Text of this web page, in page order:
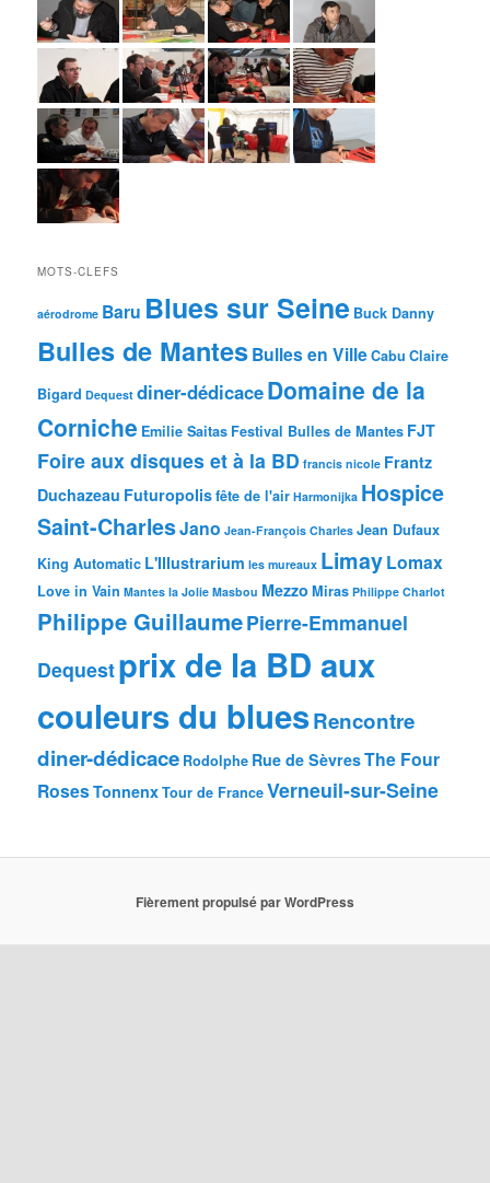
MOTS-CLEFS
aérodrome Baru Blues sur Seine Buck Danny
Bulles de MantesBulles en VilleCabu Claire
Bigard Dequest diner-dédicaceDomaine de la
Corniche Emilie Saitas Festival Bulles de Mantes FJT
Foire aux disques et à la BD francis nicole Frantz
Duchazeau Futuropolisfête de l'air Harmonijka Hospice
Saint-CharlesJano Jean-François Charles Jean Dufaux
King Automatic L'Illustrarium les mureaux LimayLomax
Love in Vain Mantes la Jolie Masbou Mezzo Miras Philippe Charlot
Philippe GuillaumePierre-Emmanuel
Dequestprix de la BD aux
couleurs du bluesRencontre
diner-dédicace Rodolphe Rue de SèvresThe Four
RosesTonnenxTour de FranceVerneuil-sur-Seine
Fièrement propulsé par WordPress